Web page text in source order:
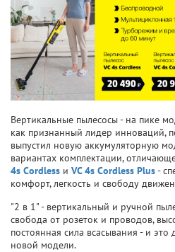
Вертикальные пылесосы - на пике
как признанный лидер инноваций,
выпустил новую аккумуляторную
вариантах комплектации,
4s Cordless и VC 4s Cordless Plus-
комфорт, легкость и свободу
"2 в 1" - вертикальный и ручной
свобода от розеток и проводов,
постоянная сила всасывания - и
новой модели.